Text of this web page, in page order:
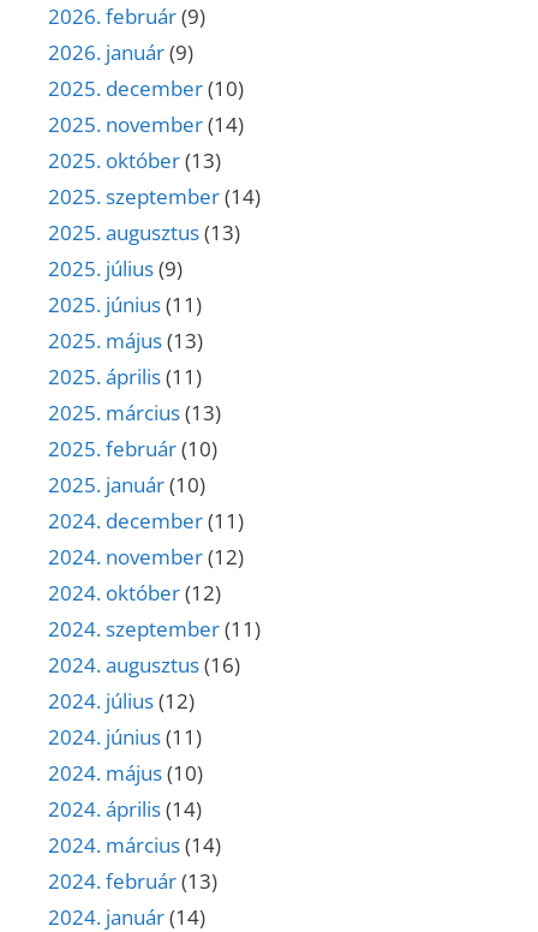
2026. február(9)
2026. január(9)
2025. december(10)
2025. november(14)
2025. október(13)
2025. szeptember(14)
2025. augusztus(13)
2025. július(9)
2025. június(11)
2025. május(13)
2025. április(11)
2025. március(13)
2025. február(10)
2025. január(10)
2024. december(11)
2024. november(12)
2024. október(12)
2024. szeptember(11)
2024. augusztus(16)
2024. július(12)
2024. június(11)
2024. május(10)
2024. április(14)
2024. március(14)
2024. február(13)
2024. január(14)